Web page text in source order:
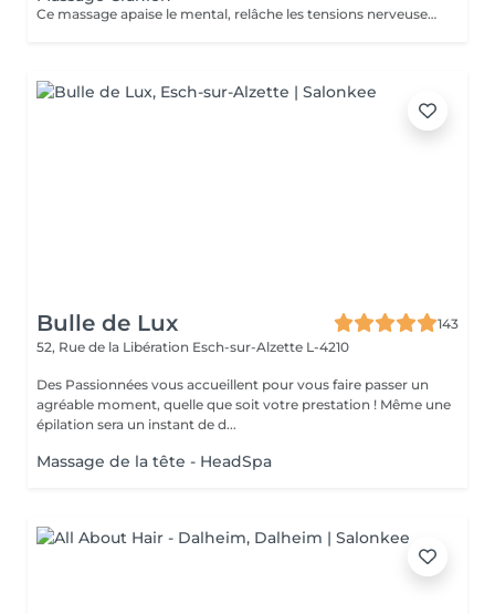
Ce massage apaise le mental, relâche les tensions nerveuses et procure relaxation profonde et lâcher-prise.
Bulle de Lux
143
52, Rue de la Libération Esch-sur-Alzette L-4210
Des Passionnées vous accueillent pour vous faire passer un
agréable moment, quelle que soit votre prestation ! Même une
épilation sera un instant de d...
Massage de la tête - HeadSpa